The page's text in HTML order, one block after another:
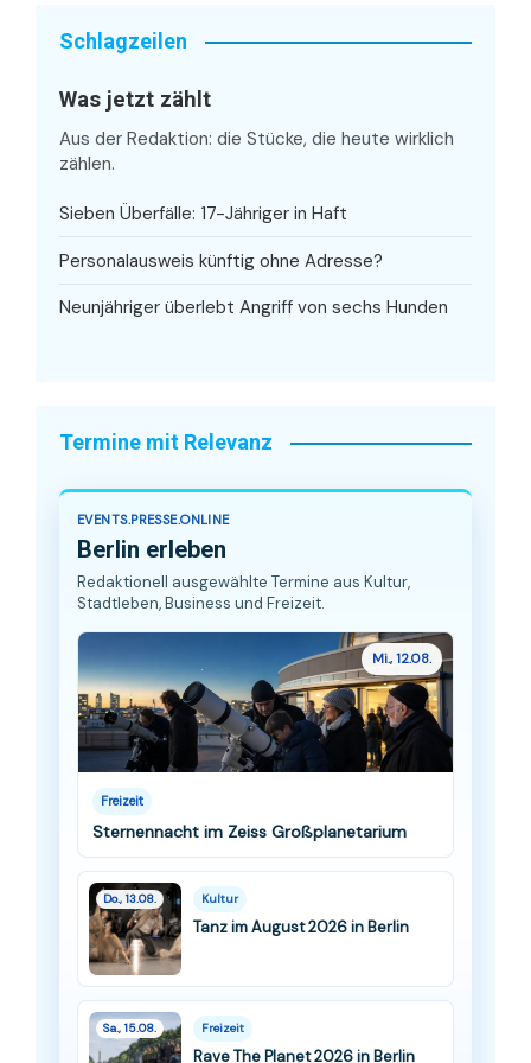
Schlagzeilen
Was jetzt zählt
Aus der Redaktion: die Stücke, die heute wirklich
zählen.
Sieben Überfälle: 17-Jähriger in Haft
Personalausweis künftig ohne Adresse?
Neunjähriger überlebt Angriff von sechs Hunden
Termine mit Relevanz
EVENTS.PRESSE.ONLINE
Berlin erleben
Redaktionell ausgewählte Termine aus Kultur,
Stadtleben, Business und Freizeit.
Mi., 12.08.
Freizeit
Sternennacht im Zeiss Großplanetarium
Do., 13.08. Kultur
Tanz im August 2026 in Berlin
Sa., 15.08. Freizeit
Rave The Planet 2026 in Berlin